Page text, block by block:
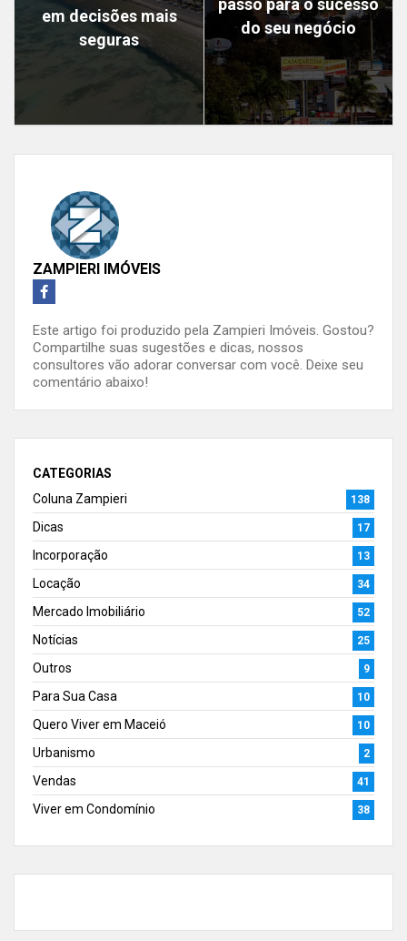
em decisões mais
seguras
do seu negócio
ZAMPIERI IMÓVEIS
Este artigo foi produzido pela Zampieri Imóveis. Gostou?
Compartilhe suas sugestões e dicas, nossos
consultores vão adorar conversar com você. Deixe seu
comentário abaixo!
CATEGORIAS
Coluna Zampieri
138
Dicas 17
Incorporação 13
Locação 34
Mercado Imobiliário 52
Notícias 25
Outros 9
Para Sua Casa 10
Quero Viver em Maceió 10
Urbanismo 2
Vendas 41
Viver em Condomínio 38